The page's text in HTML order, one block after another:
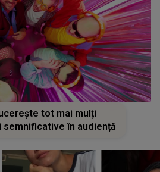
tot mai mulți
în audiență